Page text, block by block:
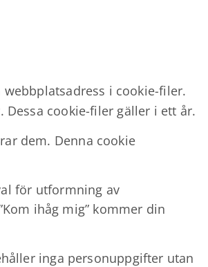
i cookie-filer.
cookie-filer gäller i ett år.
dem. Denna cookie
för utformning av
ihåg mig” kommer din
inga personuppgifter utan